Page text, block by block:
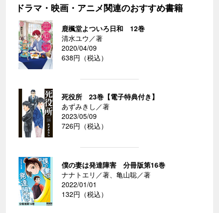
ドラマ・映画・アニメ関連のおすすめ書籍
鹿楓堂よついろ日和 12巻
清水ユウ／著
2020/04/09
638円（税込）
死役所 23巻【電子特典付き】
あずみきし／著
2023/05/09
726円（税込）
僕の妻は発達障害 分冊版第16巻
ナナトエリ／著、亀山聡／著
2022/01/01
132円（税込）